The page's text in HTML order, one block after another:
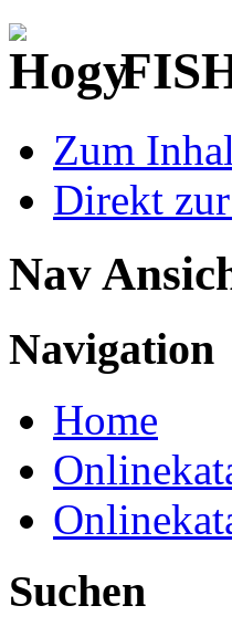
Zum
Direkt
Nav
Navigation
Home
Suchen